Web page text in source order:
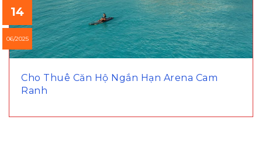
14
06/2025
Cho Thuê Căn Hộ Ngắn Hạn Arena Cam
Ranh